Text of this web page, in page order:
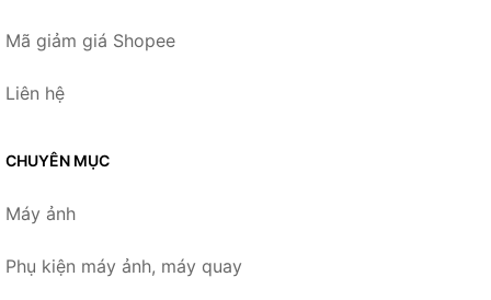
Mã giảm giá Shopee
Liên hệ
CHUYÊN MỤC
Máy ảnh
Phụ kiện máy ảnh, máy quay